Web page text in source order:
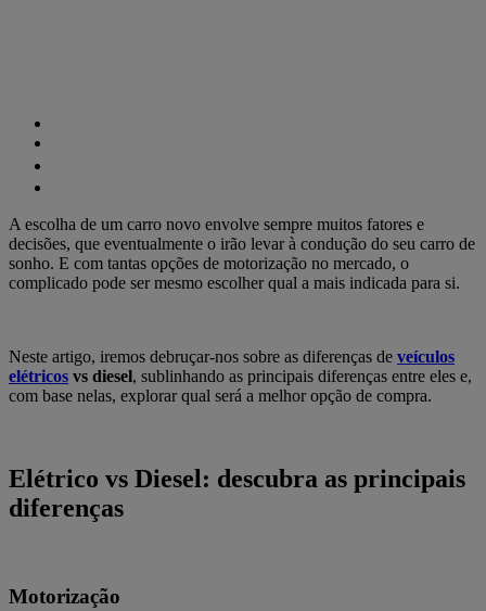
A escolha de um carro novo envolve sempre muitos fatores e
decisões, que eventualmente o irão levar à condução do seu carro de
sonho. E com tantas opções de motorização no mercado, o
complicado pode ser mesmo escolher qual a mais indicada para si.
Neste artigo, iremos debruçar-nos sobre as diferenças de veículos
elétricos vs diesel, sublinhando as principais diferenças entre eles e,
com base nelas, explorar qual será a melhor opção de compra.
Elétrico vs Diesel: descubra as principais
diferenças
Motorização